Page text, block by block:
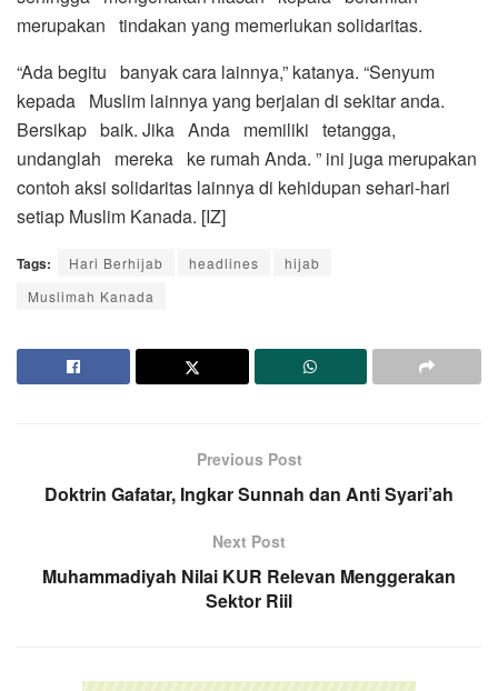
merupakan tindakan yang memerlukan solidaritas.
“Ada begitu banyak cara lainnya,” katanya. “Senyum
kepada Muslim lainnya yang berjalan di sekitar anda.
Bersikap baik. Jika Anda memiliki tetangga,
undanglah mereka ke rumah Anda. ” ini juga merupakan
contoh aksi solidaritas lainnya di kehidupan sehari-hari
setiap Muslim Kanada. [IZ]
Tags: Hari Berhijab headlines
hijab
Muslimah Kanada
Previous Post
Doktrin Gafatar, Ingkar Sunnah dan Anti Syari’ah
Next Post
Muhammadiyah Nilai KUR Relevan Menggerakan
Sektor Riil